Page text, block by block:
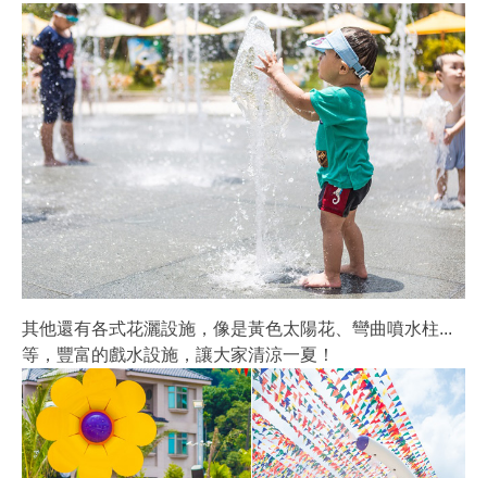
其他還有各式花灑設施，像是黃色太陽花、彎曲噴水柱...
等，豐富的戲水設施，讓大家清涼一夏！